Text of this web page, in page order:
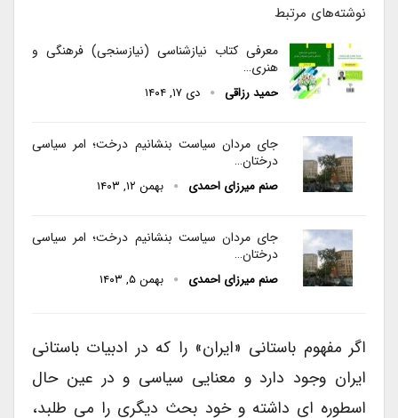
نوشته‌های مرتبط
معرفی کتاب نیازشناسی (نیازسنجی) فرهنگی و
هنری…
حمید رزاقی دی ۱۷, ۱۴۰۴
جای مردان سیاست بنشانیم درخت؛ امر سیاسی
درختان…
صنم میرزای احمدی بهمن ۱۲, ۱۴۰۳
جای مردان سیاست بنشانیم درخت؛ امر سیاسی
درختان…
صنم میرزای احمدی بهمن ۵, ۱۴۰۳
اگر مفهوم باستانی «ایران» را که در ادبیات باستانی
ایران وجود دارد و معنایی سیاسی و در عین حال
اسطوره ای داشته و خود بحث دیگری را می طلبد،